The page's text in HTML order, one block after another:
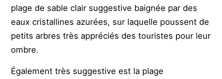
plage de sable clair suggestive baignée par des
eaux cristallines azurées, sur laquelle poussent de
petits arbres très appréciés des touristes pour leur
ombre.
Également très suggestive est la plage